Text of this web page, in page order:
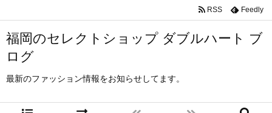
福岡のセレクトショップ ダブルハート ブ
ログ
最新のファッション情報をお知らせしてます。
RSS Feedly